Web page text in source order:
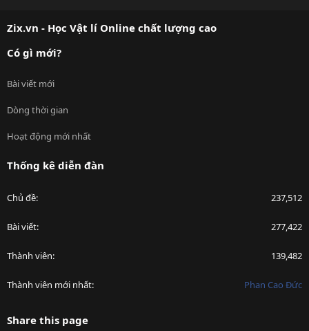
Zix.vn - Học Vật lí Online chất lượng cao
Có gì mới?
Bài viết mới
Dòng thời gian
Hoạt động mới nhất
Thống kê diễn đàn
Chủ đề 237,512
Bài viết 277,422
Thành viên 139,482
Thành viên mới nhất Phan Cao Đức
Share this page